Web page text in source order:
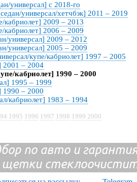
универсал] с 2018-го
универсал/хетчбэк] 2011 – 2019
2009 – 2013
2006 – 2009
универсал] 2009 – 2012
универсал] 2005 – 2009
купе/кабриолет] 1997 – 2005
2001 – 2004
кабриолет] 1990 – 2000
1995 – 1999
1990 – 2000
кабриолет] 1983 – 1994
1995 1996 1997 1998 1999 2000
по авто и
щетки